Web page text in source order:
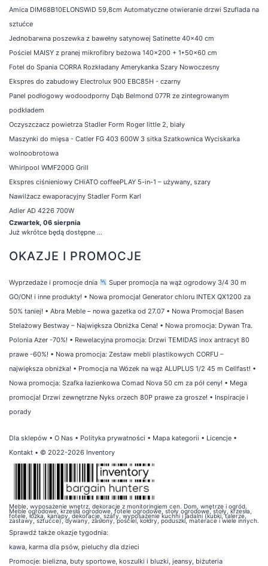
Amica DIM68B10ELONSWiD 59,8cm Automatyczne otwieranie drzwi Szuflada na
sztućce
Jednobarwna poszewka z bawełny satynowej Satinette 40x40 cm
Pościel MAISY z pranej mikrofibry beżowa 140x200 + 1*50x60 cm
Fotel do Spania CORRA Rozkładany Amerykanka Szary Nowoczesny
Ekspres do zabudowy Electrolux 900 EBC85H - czarny
Panel podłogowy wodoodporny Dąb Belmond 077R ze zintegrowanym
podkładem
Oczyszczacz powietrza Stadler Form Roger little 2, biały
Maszynki do mięsa - Catler FG 403 600W 3 sitka Szatkownica Wyciskarka
wolnoobrotowa
Whirlpool WMF200G Grill
Ekspres ciśnieniowy CHiATO coffeePLAY 5-in-1 – używany, szary
Nawilżacz ewaporacyjny Stadler Form Karl
Adler AD 4226 700W
Czwartek, 06 sierpnia
Już wkrótce będą dostępne ...
OKAZJE I PROMOCJE
Wyprzedaże i promocje dnia
Super promocja na wąż ogrodowy 3/4 30 m
GO/ON! i inne produkty! • Nowa promocja! Generator chloru INTEX QX1200 za
50% taniej! • Abra Meble – nowa gazetka od 27.07 • Nowa Promocja! Basen
Stelażowy Bestway – Największa Obniżka Cena! • Nowa promocja: Dywan Tra.
Polonia Azer -70%! • Rewelacyjna promocja: Drzwi TEMIDAS inox antracyt 80
prawe -60%! • Nowa promocja: Zestaw mebli plastikowych CORFU –
największa obniżka! • Promocja na Wózek na wąż ALUPLUS 1/2 45 m Cellfast! •
Nowa promocja: Szafka łazienkowa Comad Nova 50 cm za pół ceny! • Mega
promocja! Drzwi zewnętrzne Nyks orzech 80P prawe za grosze! • Inspiracje i
porady
Dla sklepów • O Nas • Polityka prywatności • Mapa kategorii • Licencje •
Kontakt • © 2022-2026 Inventory
Meble, wyposażenie wnętrz, dekoracje z monitoringiem cen. Dom, wnętrze i ogród.
Meble ogrodowe, krzesła ogrodowe, fotele ogrodowe, stoły ogrodowe, stoły, krzesła,
fotele, łóżka, kanapy, dekoracje, szafy, wyposażenie kuchni i jadalni (kubki, talerze,
zastawy, sztućce), dywany, zasłony, pościel, kołdry, poduszki, materace i wiele innych.
Sprawdź także okazje tygodnia:
kawa, karma dla psów, pieluchy dla dzieci
Promocje: bielizna, buty sportowe, koszulki i bluzki, jeansy, biżuteria